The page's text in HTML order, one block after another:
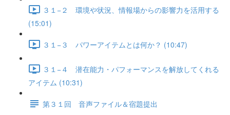
３１−２ 環境や状況、情報場からの影響力を活用する
(15:01)
３１−３ パワーアイテムとは何か？ (10:47)
３１−４ 潜在能力・パフォーマンスを解放してくれる
アイテム (10:31)
第３１回 音声ファイル＆宿題提出